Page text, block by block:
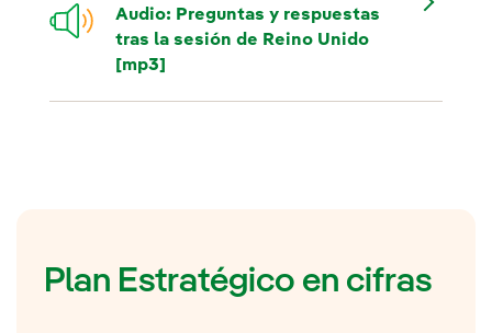
Audio: Preguntas y respuestas
tras la sesión de Reino Unido
[mp3]
Plan Estratégico en cifras